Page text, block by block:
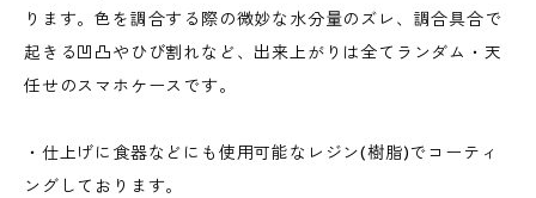
ります。色を調合する際の微妙な水分量のズレ、調合具合で
起きる凹凸やひび割れなど、出来上がりは全てランダム・天
任せのスマホケースです。
・仕上げに食器などにも使用可能なレジン(樹脂)でコーティ
ングしております。